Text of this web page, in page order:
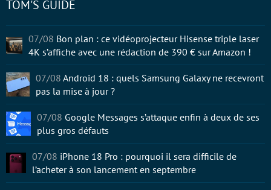
TOM'S GUIDE
07/08 Bon plan : ce vidéoprojecteur Hisense triple laser
4K s’affiche avec une rédaction de 390 € sur Amazon !
07/08 Android 18 : quels Samsung Galaxy ne recevront
pas la mise à jour ?
07/08 Google Messages s’attaque enfin à deux de ses
plus gros défauts
07/08 iPhone 18 Pro : pourquoi il sera difficile de
l’acheter à son lancement en septembre